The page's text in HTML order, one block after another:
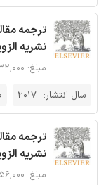
ترجمه
نشریه
مبلغ: ۱۳۲,۰۰۰ تومان
سال انتشار: 2017
ترجمه
نشریه
مبلغ: ۱۵۶,۰۰۰ تومان